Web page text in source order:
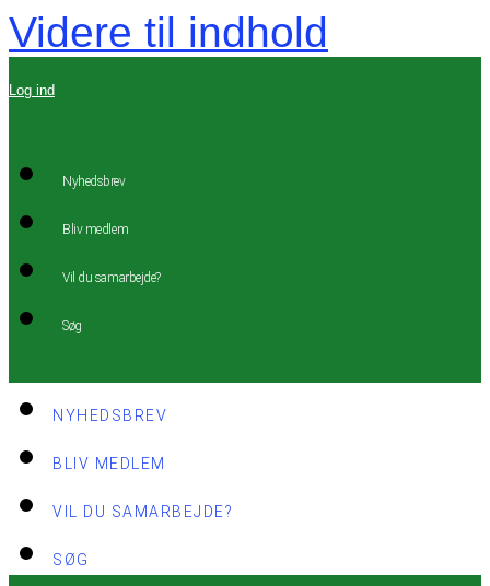
Videre til indhold
Log ind
Nyhedsbrev
Bliv medlem
Vil du samarbejde?
Søg
NYHEDSBREV
BLIV MEDLEM
VIL DU SAMARBEJDE?
SØG